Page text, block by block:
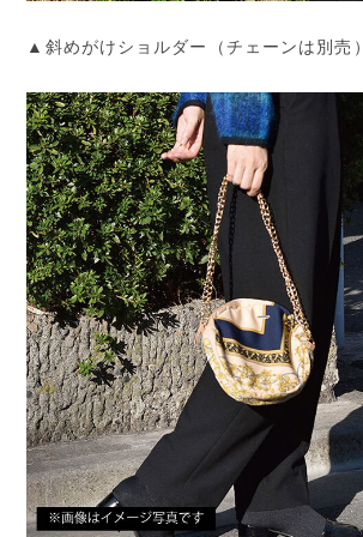
▲斜めがけショルダー（チェーンは別売）